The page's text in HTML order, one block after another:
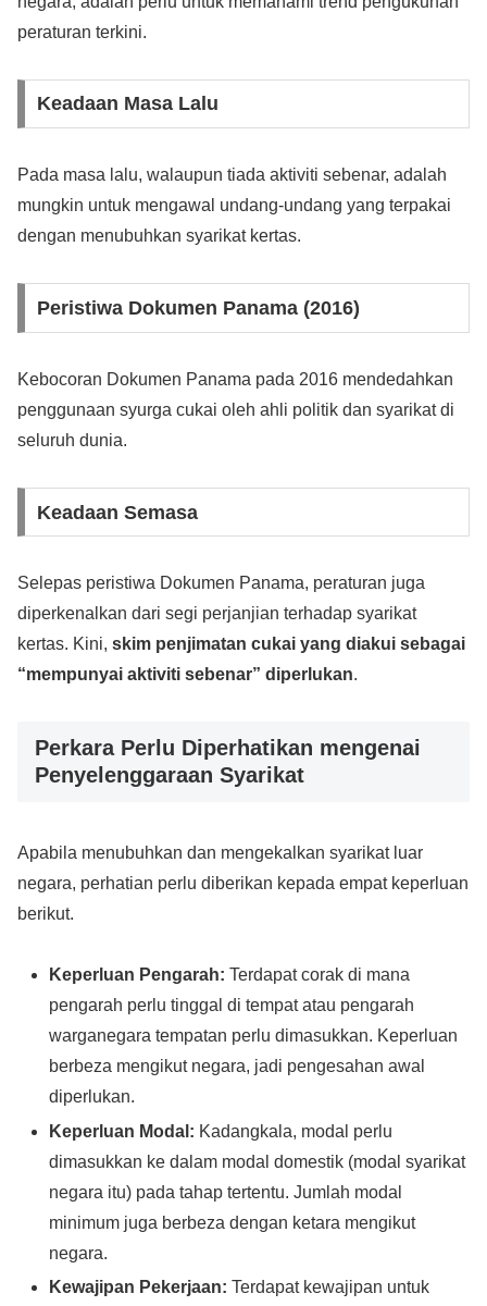
peraturan terkini.
Keadaan Masa Lalu
Pada masa lalu, walaupun tiada aktiviti sebenar, adalah
mungkin untuk mengawal undang-undang yang terpakai
dengan menubuhkan syarikat kertas.
Peristiwa Dokumen Panama (2016)
Kebocoran Dokumen Panama pada 2016 mendedahkan
penggunaan syurga cukai oleh ahli politik dan syarikat di
seluruh dunia.
Keadaan Semasa
Selepas peristiwa Dokumen Panama, peraturan juga
diperkenalkan dari segi perjanjian terhadap syarikat
kertas. Kini, skim penjimatan cukai yang diakui sebagai
“mempunyai aktiviti sebenar” diperlukan.
Perkara Perlu Diperhatikan mengenai
Penyelenggaraan Syarikat
Apabila menubuhkan dan mengekalkan syarikat luar
negara, perhatian perlu diberikan kepada empat keperluan
berikut.
Keperluan Pengarah: Terdapat corak di mana
pengarah perlu tinggal di tempat atau pengarah
warganegara tempatan perlu dimasukkan. Keperluan
berbeza mengikut negara, jadi pengesahan awal
diperlukan.
Keperluan Modal: Kadangkala, modal perlu
dimasukkan ke dalam modal domestik (modal syarikat
negara itu) pada tahap tertentu. Jumlah modal
minimum juga berbeza dengan ketara mengikut
negara.
Kewajipan Pekerjaan: Terdapat kewajipan untuk